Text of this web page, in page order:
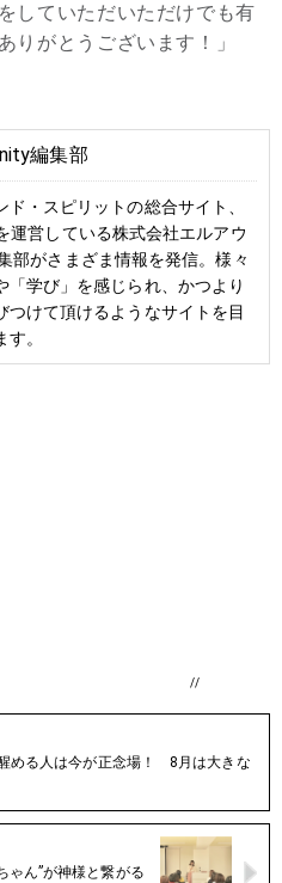
していただいただけでも有
りがとうございます！」
編集部
ド・スピリットの総合サイト、
運営している株式会社エルアウ
部がさまざま情報を発信。様々
「学び」を感じられ、かつより
つけて頂けるようなサイトを目
。
//
める人は今が正念場！ 8月は大きな
ゃん”が神様と繋がる